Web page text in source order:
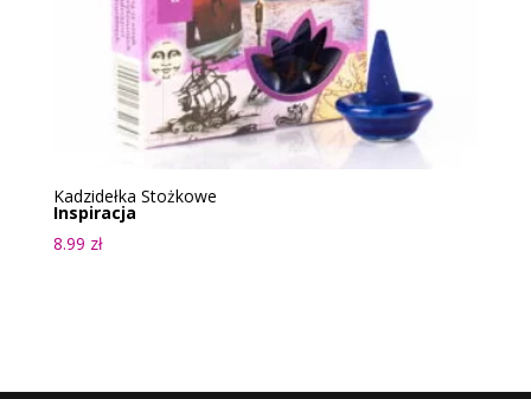
Kadzidełka Stożkowe
Inspiracja
8.99 zł